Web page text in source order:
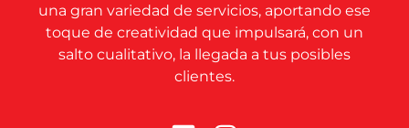
una gran variedad de servicios, aportando ese
toque de creatividad que impulsará, con un
salto cualitativo, la llegada a tus posibles
clientes.